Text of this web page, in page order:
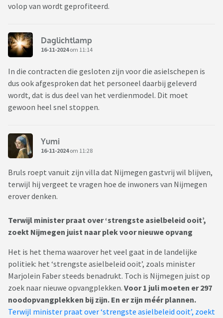
volop van wordt geprofiteerd.
Daglichtlamp
16-11-2024om 11:14
In die contracten die gesloten zijn voor die asielschepen is
dus ook afgesproken dat het personeel daarbij geleverd
wordt, dat is dus deel van het verdienmodel. Dit moet
gewoon heel snel stoppen.
Yumi
16-11-2024om 11:28
Bruls roept vanuit zijn villa dat Nijmegen gastvrij wil blijven,
terwijl hij vergeet te vragen hoe de inwoners van Nijmegen
erover denken.
Terwijl minister praat over ‘strengste asielbeleid ooit’,
zoekt Nijmegen juist naar plek voor nieuwe opvang
Het is het thema waarover het veel gaat in de landelijke
politiek: het ‘strengste asielbeleid ooit’, zoals minister
Marjolein Faber steeds benadrukt. Toch is Nijmegen juist op
zoek naar nieuwe opvangplekken. Voor 1 juli moeten er 297
noodopvangplekken bij zijn. En er zijn méér plannen.
Terwijl minister praat over ‘strengste asielbeleid ooit’, zoekt